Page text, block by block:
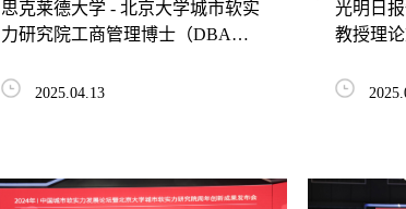
思克莱德大学 - 北京大学城市软实
力研究院工商管理博士（DBA）
2025.04.13
光明日
教授理